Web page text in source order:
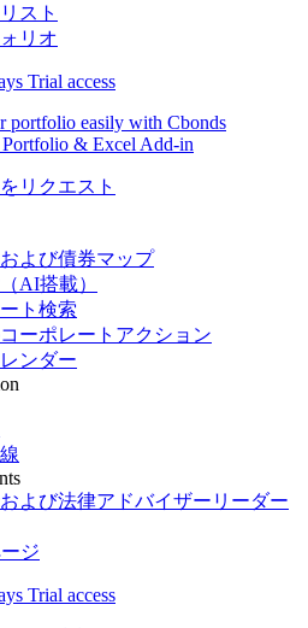
スト
リオ
Trial access
portfolio easily with Cbonds
Portfolio & Excel Add-in
リクエスト
よび債券マップ
AI搭載）
ト検索
ーポレートアクション
ンダー
よび法律アドバイザーリーダー
ジ
Trial access